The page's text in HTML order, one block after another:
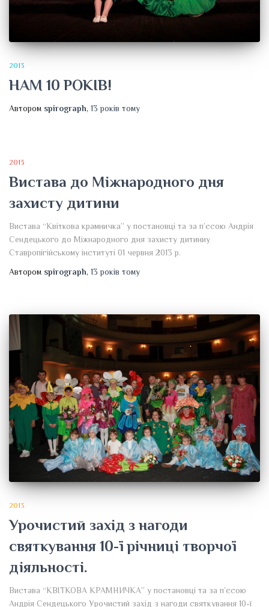
2013
НАМ 10 РОКІВ!
Автором spirograph, 13 років тому
2013
Вистава до Міжнародного дня
захисту дитини
Вистава “Квіткова крамничка” у постановці та за п’єсою Андрія
Сендецького до Міжнародного дня захисту дитиниу
Ставропігійському інституті 01 червня 2013 р.
Автором spirograph, 13 років тому
2013
Урочистий захід з нагоди
святкування 10-ї річниці творчої
діяльності.
Вистава “КВІТКОВА КРАМНИЧКА” у постановці та за п’єсою
Андрія Сендецького Урочистий захід з нагоди святкування 10-ї